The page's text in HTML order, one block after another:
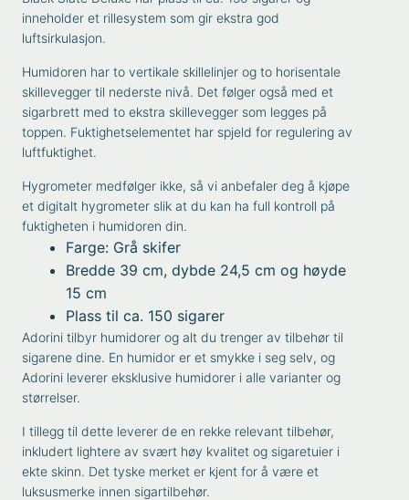
inneholder et rillesystem som gir ekstra god
luftsirkulasjon.
Humidoren har to vertikale skillelinjer og to horisentale
skillevegger til nederste nivå. Det følger også med et
sigarbrett med to ekstra skillevegger som legges på
toppen. Fuktighetselementet har spjeld for regulering av
luftfuktighet.
Hygrometer medfølger ikke, så vi anbefaler deg å kjøpe
etdigitalt hygrometer slik at du kan ha full kontroll på
fuktigheten i humidoren din.
Farge: Grå skifer
Bredde 39 cm, dybde 24,5 cm og høyde
15 cm
Plass til ca. 150 sigarer
Adorini tilbyr humidorer og alt du trenger av tilbehør til
sigarene dine. En humidor er et smykke i seg selv, og
Adorini leverer eksklusive humidorer i alle varianter og
størrelser.
I tillegg til dette leverer de en rekke relevant tilbehør,
inkludert lightere av svært høy kvalitet og sigaretuier i
ekte skinn. Det tyske merket er kjent for å være et
luksusmerke innen sigartilbehør.